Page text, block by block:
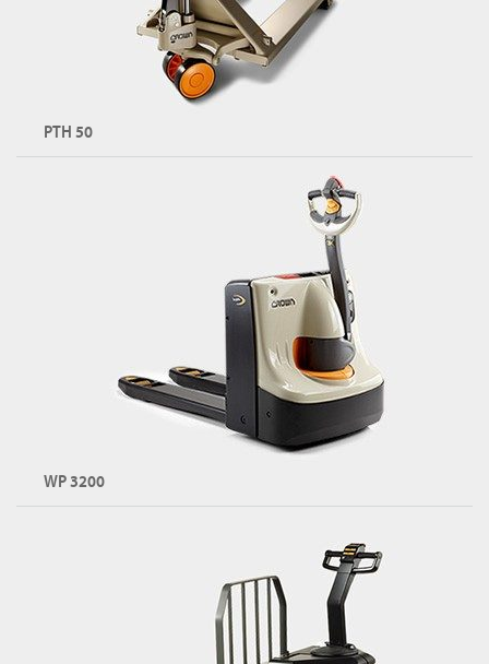
PTH 50
PTH 시리즈 둘러보기
WP 3200